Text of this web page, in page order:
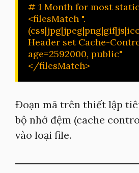
# 1 Month for most
<filesMatch ".
Header set Cache-
age=2592000, public"
</filesMatch>
Đoạn mã trên thiết lập
bộ nhớ đệm (cache
vào loại file.